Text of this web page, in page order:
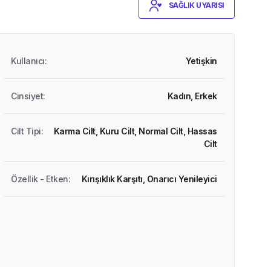
SAĞLIK UYARISI
Kullanıcı: Yetişkin
Cinsiyet: Kadın, Erkek
Cilt Tipi: Karma Cilt, Kuru Cilt, Normal Cilt, Hassas
Cilt
Özellik - Etken: Kırışıklık Karşıtı, Onarıcı Yenileyici